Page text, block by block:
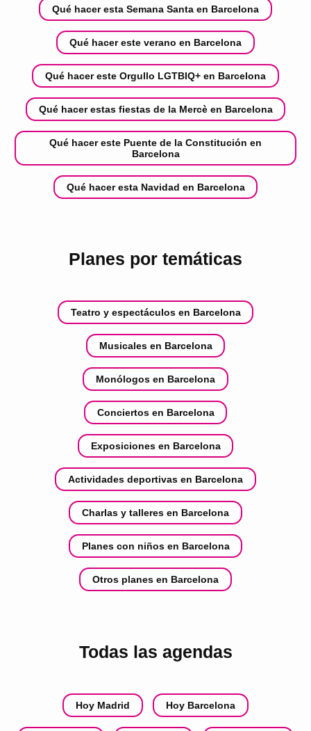
Qué hacer esta Semana Santa en Barcelona
Qué hacer este verano en Barcelona
Qué hacer este Orgullo LGTBIQ+ en Barcelona
Qué hacer estas fiestas de la Mercè en Barcelona
Qué hacer este Puente de la Constitución en
Barcelona
Qué hacer esta Navidad en Barcelona
Planes por temáticas
Teatro y espectáculos en Barcelona
Musicales en Barcelona
Monólogos en Barcelona
Conciertos en Barcelona
Exposiciones en Barcelona
Actividades deportivas en Barcelona
Charlas y talleres en Barcelona
Planes con niños en Barcelona
Otros planes en Barcelona
Todas las agendas
Hoy Madrid Hoy Barcelona